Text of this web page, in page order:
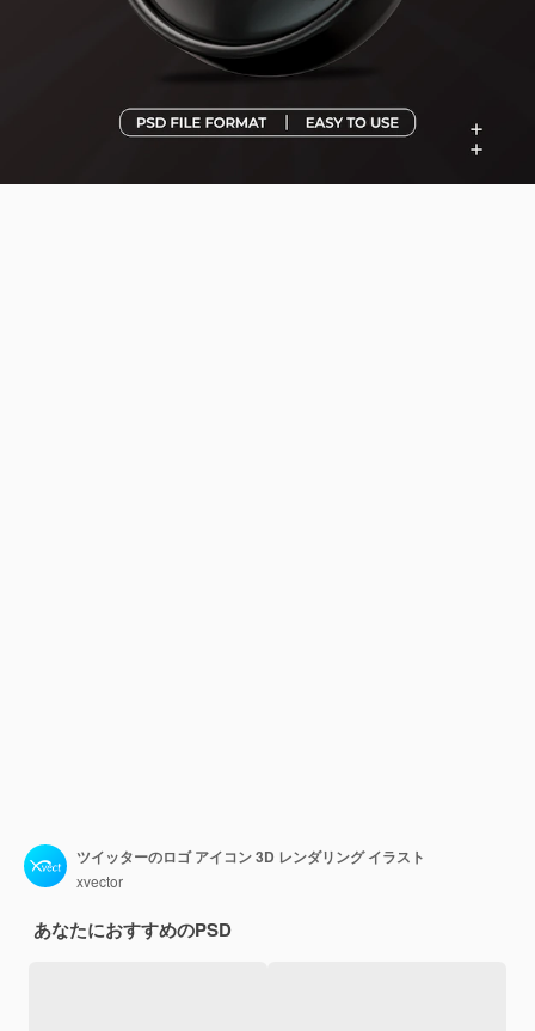
ツイッターのロゴ アイコン 3D レンダリング イラスト
xvector
あなたにおすすめのPSD